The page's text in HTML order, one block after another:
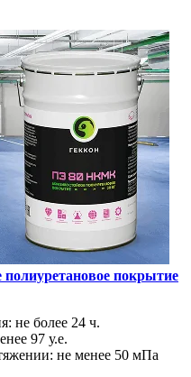
полиуретановое покрытие
не более 24 ч.
97 у.е.
не менее 50 мПа